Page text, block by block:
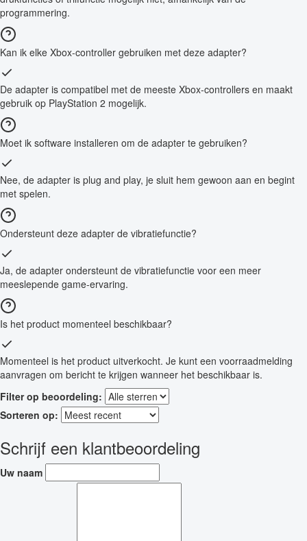
programmering.
Kan ik elke Xbox-controller gebruiken met deze adapter?
De adapter is compatibel met de meeste Xbox-controllers en maakt
gebruik op PlayStation 2 mogelijk.
Moet ik software installeren om de adapter te gebruiken?
Nee, de adapter is plug and play, je sluit hem gewoon aan en begint
met spelen.
Ondersteunt deze adapter de vibratiefunctie?
Ja, de adapter ondersteunt de vibratiefunctie voor een meer
meeslepende game-ervaring.
Is het product momenteel beschikbaar?
Momenteel is het product uitverkocht. Je kunt een voorraadmelding
aanvragen om bericht te krijgen wanneer het beschikbaar is.
Filter op beoordeling:
Sorteren op:
Schrijf een klantbeoordeling
Uw naam